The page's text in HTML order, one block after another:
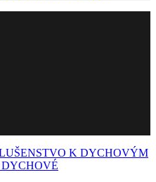
K DYCHOVÝM
DYCHOVÉ